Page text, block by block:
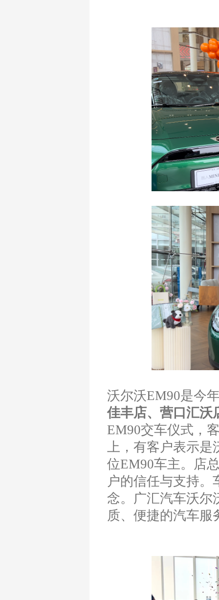
沃尔沃EM90是今
佳丰店、营口汇沃
EM90交车仪式，
上，有客户表示是
位EM90车主。店
户的信任与支持
念。广汇汽车沃尔
质、便捷的汽车服